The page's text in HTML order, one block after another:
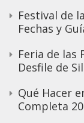
Festival de
Fechas y
Feria de las
Desfile de
Qué Hacer
Completa